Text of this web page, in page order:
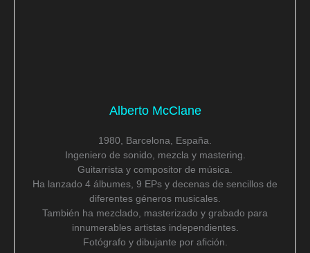
Alberto McClane
1980, Barcelona, España.
Ingeniero de sonido, mezcla y mastering.
Guitarrista y compositor de música.
Ha lanzado 4 álbumes, 9 EPs y decenas de sencillos de
diferentes géneros musicales.
También ha mezclado, masterizado y grabado para
innumerables artistas independientes.
Fotógrafo y dibujante por afición.